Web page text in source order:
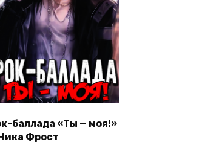
баллада «Ты — моя!»
Фрост